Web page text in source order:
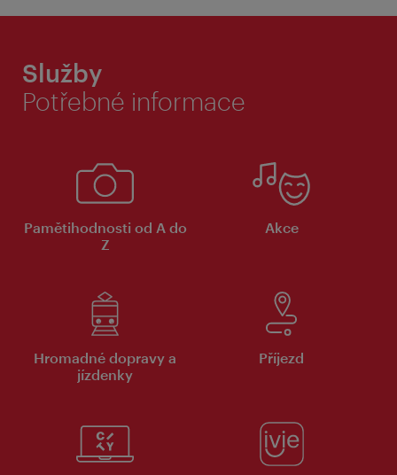
Služby
Potřebné informace
Pamětihodnosti od A do
Z
Akce
Hromadné dopravy a
jízdenky
Příjezd